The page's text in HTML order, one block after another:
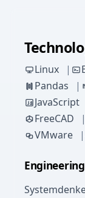
Linux
Pandas
JavaScript
FreeCAD
VMware